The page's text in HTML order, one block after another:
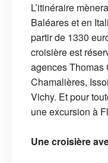
L’itinéraire
Baléares et en
partir de 1330
croisière est
agences Thomas
Chamalières,
Vichy. Et pour
une excursion à
Une croisière